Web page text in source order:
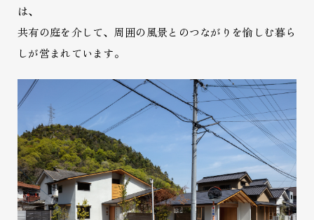
は、
共有の庭を介して、周囲の風景とのつながりを愉しむ暮ら
しが営まれています。